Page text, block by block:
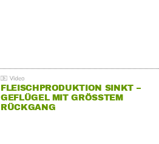
FLEISCHPRODUKTION SINKT –
GEFLÜGEL MIT GRÖSSTEM R
ÜCKGANG